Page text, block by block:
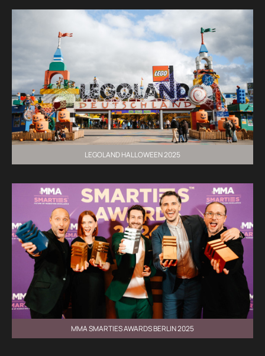
LEGOLAND HALLOWEEN 2025
MMA SMARTIES AWARDS BERLIN 2025